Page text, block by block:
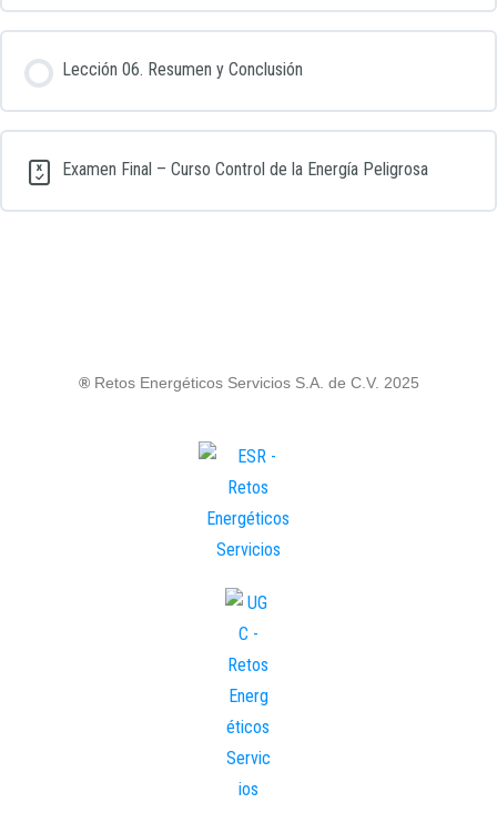
Test de Lección 04. Curso Control de la Energía Peligrosa
Test de Lección 05. Curso Control de la Energía Peligrosa
Lección 06. Resumen y Conclusión
Examen Final – Curso Control de la Energía Peligrosa
® Retos Energéticos Servicios S.A. de C.V. 2025